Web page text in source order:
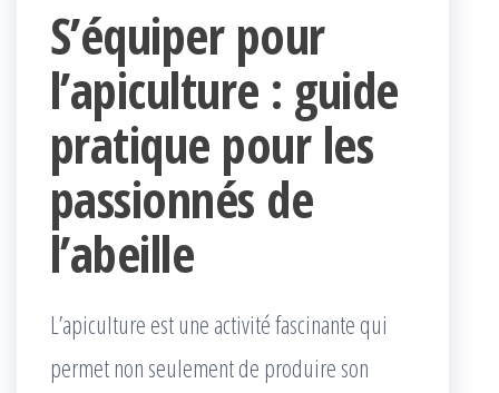
S’équiper pour
l’apiculture : guide
pratique pour les
passionnés de
l’abeille
L’apiculture est une activité fascinante qui
permet non seulement de produire son